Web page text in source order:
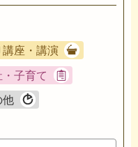
講座・講演
子育て
他